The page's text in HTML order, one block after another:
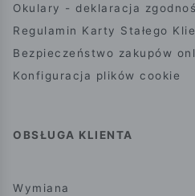
Okulary - deklaracja
Regulamin Karty Stałego
Bezpieczeństwo zakupów
Konfiguracja plików cookie
OBSŁUGA KLIENTA
Wymiana